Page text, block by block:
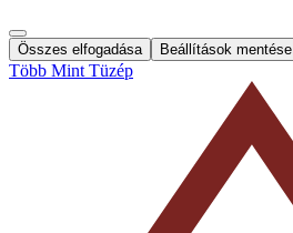
Összes elfogadása Beállítások mentése
Több Mint Tüzép